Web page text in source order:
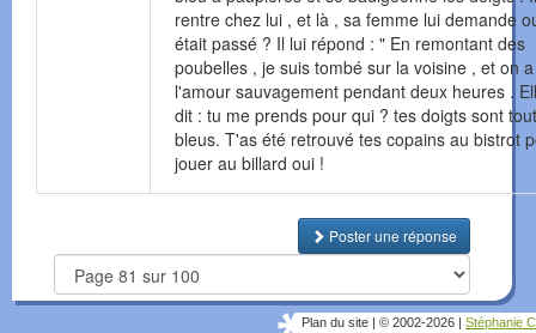
rentre chez lui , et là , sa femme lui demande
était passé ? Il lui répond : " En remontant des
poubelles , je suis tombé sur la voisine , et on
l'amour sauvagement pendant deux heures .
dit : tu me prends pour qui ? tes doigts sont tout
bleus. T'as été retrouvé tes copains au bistrot
jouer au billard oui !
Poster une réponse
Plan du site © 2002-2026 Stéphanie C